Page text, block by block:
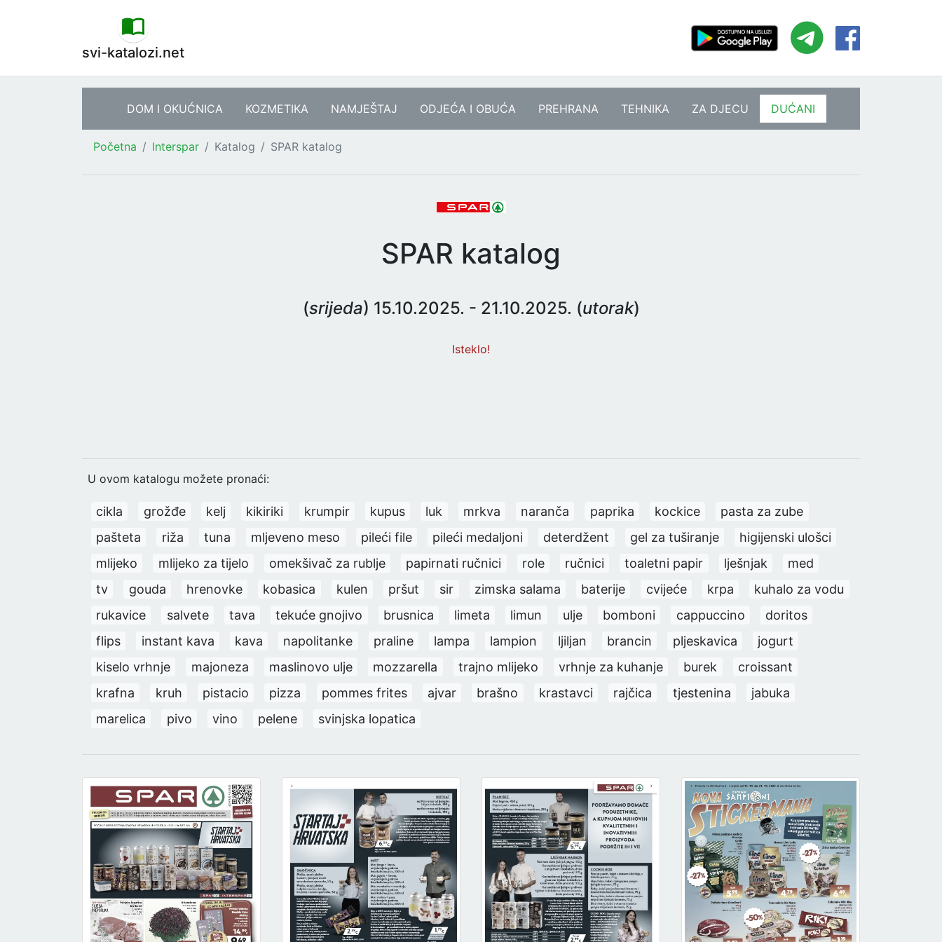
svi-katalozi.net
DOM I OKUĆNICA KOZMETIKA NAMJEŠTAJ ODJEĆA I OBUĆA PREHRANA TEHNIKA ZA DJECU DUĆANI
Početna Interspar Katalog SPAR katalog
SPAR katalog
(srijeda) 15.10.2025. - 21.10.2025. (utorak)
Isteklo!
U ovom katalogu možete pronaći:
cikla grožđe kelj kikiriki krumpir kupus luk mrkva naranča paprika kockice
pasta za zube
pašteta
riža tuna mljeveno meso pileći file pileći medaljoni deterdžent gel za tuširanje
higijenski ulošci
mlijeko
mlijeko za tijelo omekšivač za rublje papirnati ručnici role ručnici toaletni papir lješnjak
med
tv
gouda hrenovke kobasica kulen pršut sir zimska salama baterije cvijeće krpa
kuhalo za vodu
rukavice
salvete tava tekuće gnojivo brusnica limeta limun ulje bomboni cappuccino
doritos
flips
instant kava kava napolitanke praline lampa lampion ljiljan brancin pljeskavica
jogurt
kiselo vrhnje
majoneza maslinovo ulje mozzarella trajno mlijeko vrhnje za kuhanje burek
croissant
krafna
kruh pistacio pizza pommes frites ajvar brašno krastavci rajčica tjestenina
jabuka
marelica
pivo vino pelene svinjska lopatica